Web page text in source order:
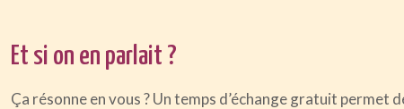
Et si on en parlait ?
Ça résonne en vous ? Un temps d’échange gratuit